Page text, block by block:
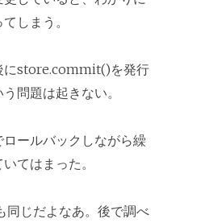
しまう。
にstore.commit()を発行
問題は起きない。
ールバックしながら繰
てはまった。
じだよなあ。後で調べ